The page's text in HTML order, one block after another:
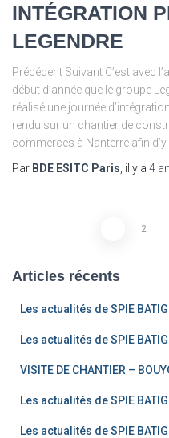
INTÉGRATION
LEGENDRE
Précédent Suivant C’est avec
début d’année que le groupe
réalisé une journée
rendu sur un chantier de
commerces à Nanterre afin
Par BDE ESITC Paris , il y a 4
2
Articles récents
Les actualités de SPIE
Les actualités de SPIE
VISITE DE CHANTIER –
Les actualités de SPIE
Les actualités de SPIE